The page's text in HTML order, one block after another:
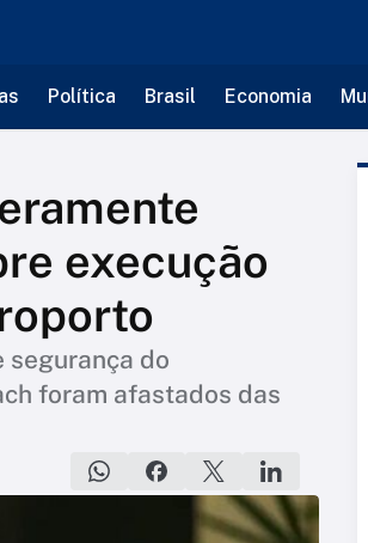
Política Brasil Economia
execução
segurança do
foram afastados das